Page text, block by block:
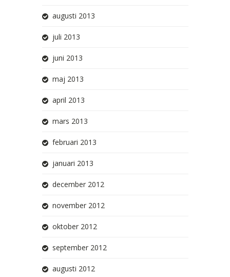
augusti 2013
juli 2013
juni 2013
maj 2013
april 2013
mars 2013
februari 2013
januari 2013
december 2012
november 2012
oktober 2012
september 2012
augusti 2012